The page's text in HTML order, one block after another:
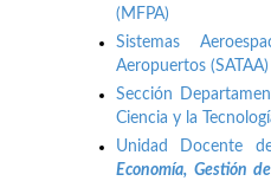
(MFPA)
Sistemas
Aeropuertos (SATAA)
Sección
Ciencia y la
Unidad Docente
Economía, Gestión